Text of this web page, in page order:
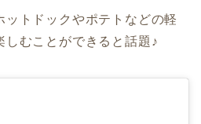
トドックやポテトなどの軽
むことができると話題♪